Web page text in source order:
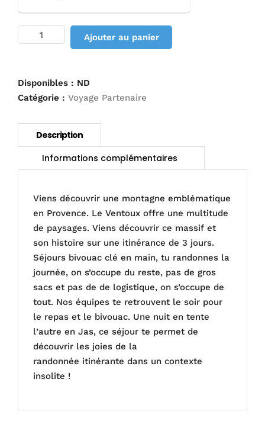
quantité
de
Découverte
de
du
Ventoux
Ajouter au panier
Disponibles : ND
Catégorie : Voyage Partenaire
Viens découvrir une montagne emblématique
en Provence. Le Ventoux offre une multitude
de paysages. Viens découvrir ce massif et
son histoire sur une itinérance de 3 jours.
Séjours bivouac clé en main, tu randonnes la
journée, on s’occupe du reste, pas de gros
sacs et pas de de logistique, on s’occupe de
tout. Nos équipes te retrouvent le soir pour
le repas et le bivouac. Une nuit en tente
l’autre en Jas, ce séjour te permet de
découvrir les joies de la
randonnée itinérante dans un contexte
insolite !